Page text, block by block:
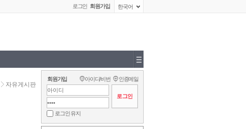
로그인 회원가입 한국어
자유게시판
회원가입 아이디/비번 인증메일
로그인 유지